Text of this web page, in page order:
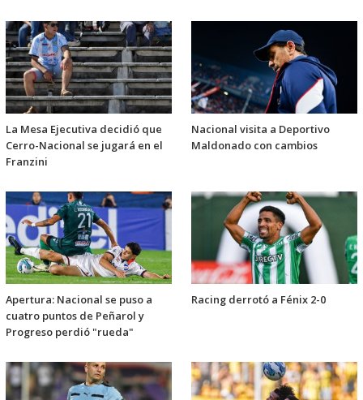
La Mesa Ejecutiva decidió que
Cerro-Nacional se jugará en el
Franzini
Nacional visita a Deportivo
Maldonado con cambios
Apertura: Nacional se puso a
cuatro puntos de Peñarol y
Progreso perdió "rueda"
Racing derrotó a Fénix 2-0